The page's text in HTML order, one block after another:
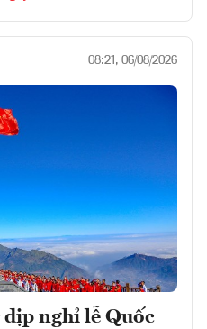
08:21, 06/08/2026
nghỉ lễ Quốc